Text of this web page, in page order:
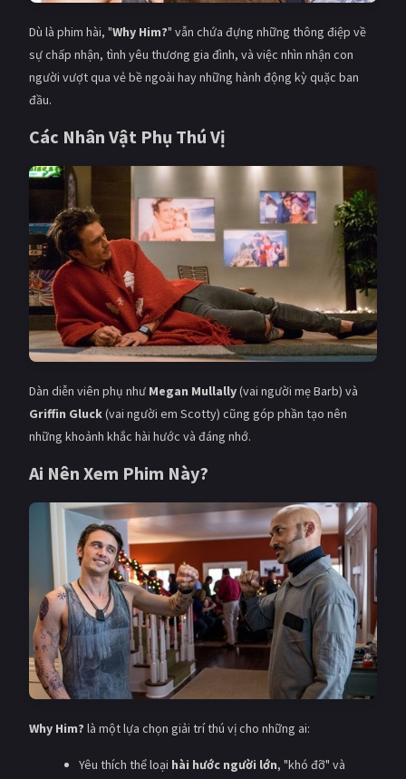
Dù là phim hài, "Why Him?" vẫn chứa đựng những thông điệp về
sự chấp nhận, tình yêu thương gia đình, và việc nhìn nhận con
người vượt qua vẻ bề ngoài hay những hành động kỳ quặc ban
đầu.
Các Nhân Vật Phụ Thú Vị
Dàn diễn viên phụ như Megan Mullally(vai người mẹ Barb) và
Griffin Gluck(vai người em Scotty) cũng góp phần tạo nên
những khoảnh khắc hài hước và đáng nhớ.
Ai Nên Xem Phim Này?
Why Him? là một lựa chọn giải trí thú vị cho những ai:
Yêu thích thể loại hài hước người lớn, "khó đỡ" và